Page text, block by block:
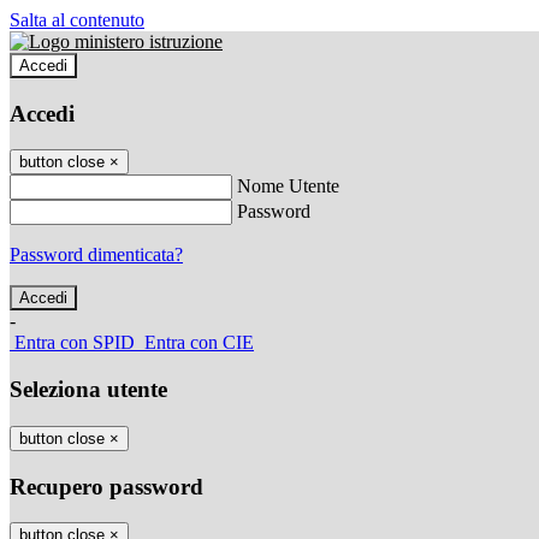
Salta al contenuto
Accedi
Accedi
button close ×
Nome Utente
Password
Password dimenticata?
-
Entra con SPID Entra con CIE
Seleziona utente
button close ×
Recupero password
button close ×